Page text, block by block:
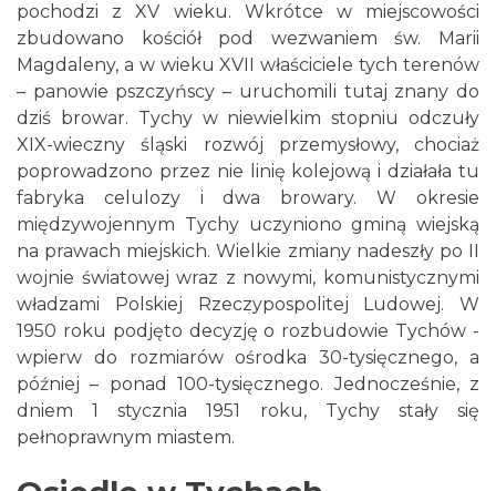
pochodzi z XV wieku. Wkrótce w miejscowości
zbudowano kościół pod wezwaniem św. Marii
Magdaleny, a w wieku XVII właściciele tych terenów
– panowie pszczyńscy – uruchomili tutaj znany do
dziś browar. Tychy w niewielkim stopniu odczuły
XIX-wieczny śląski rozwój przemysłowy, chociaż
poprowadzono przez nie linię kolejową i działała tu
fabryka celulozy i dwa browary. W okresie
międzywojennym Tychy uczyniono gminą wiejską
na prawach miejskich. Wielkie zmiany nadeszły po II
wojnie światowej wraz z nowymi, komunistycznymi
władzami Polskiej Rzeczypospolitej Ludowej. W
1950 roku podjęto decyzję o rozbudowie Tychów -
wpierw do rozmiarów ośrodka 30-tysięcznego, a
później – ponad 100-tysięcznego. Jednocześnie, z
dniem 1 stycznia 1951 roku, Tychy stały się
pełnoprawnym miastem.